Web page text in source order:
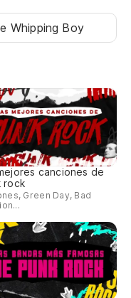
Whipping Boy
canciones de
rock
Green Day, Bad